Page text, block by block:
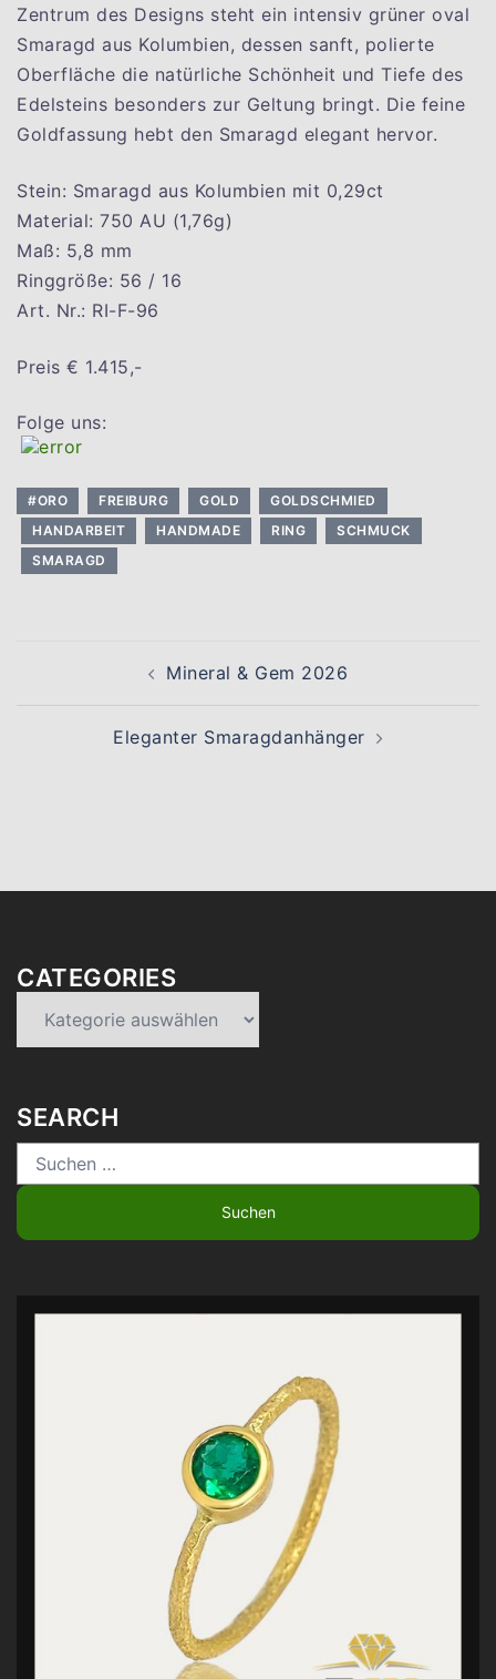
Zentrum des Designs steht ein intensiv grüner oval
Smaragd aus Kolumbien, dessen sanft, polierte
Oberfläche die natürliche Schönheit und Tiefe des
Edelsteins besonders zur Geltung bringt. Die feine
Goldfassung hebt den Smaragd elegant hervor.
Stein: Smaragd aus Kolumbien mit 0,29ct
Material: 750 AU (1,76g)
Maß: 5,8 mm
Ringgröße: 56 / 16
Art. Nr.: RI-F-96
Preis € 1.415,-
Folge uns:
#ORO FREIBURG GOLD
GOLDSCHMIED
HANDARBEIT
HANDMADE RING
SCHMUCK
SMARAGD
Beitragsnavigation
Mineral & Gem 2026
Eleganter Smaragdanhänger
CATEGORIES
SEARCH
Suchen
nach: